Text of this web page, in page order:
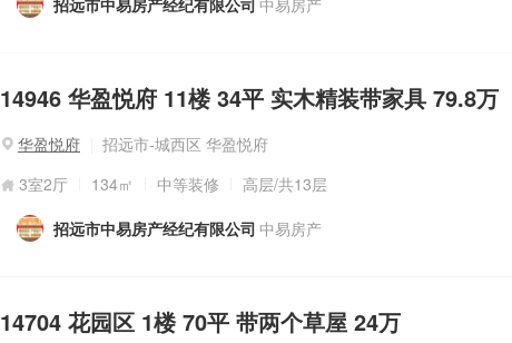
招远市中易房产经纪有限公司 中易房产
14946 华盈悦府 11楼 34平 实木精装带家具 79.8万
华盈悦府
招远市-城西区 华盈悦府
3室2厅
134㎡ 中等装修 高层/共13层
招远市中易房产经纪有限公司 中易房产
14704 花园区 1楼 70平 带两个草屋 24万